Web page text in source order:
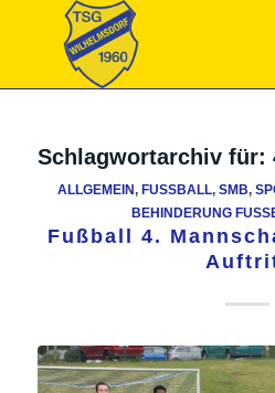
Schlagwortarchiv für:
ALLGEMEIN, FUSSBALL , SMB,
BEHINDERUNG
Fußball 4.